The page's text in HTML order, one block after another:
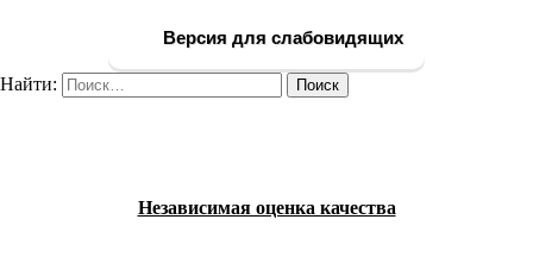
Версия для слабовидящих
Найти:
Независимая оценка качества